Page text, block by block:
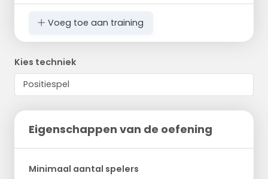
Voeg toe aan training
Kies techniek
Eigenschappen van de oefening
Minimaal aantal spelers